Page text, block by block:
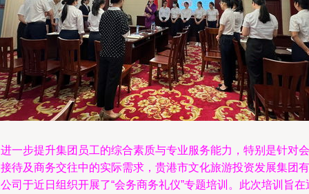
一步提升集团员工的综合素质与专业服务能力，特别是针对会
待及商务交往中的实际需求，贵港市文化旅游投资发展集团有
司于近日组织开展了“会务商务礼仪”专题培训。此次培训旨在